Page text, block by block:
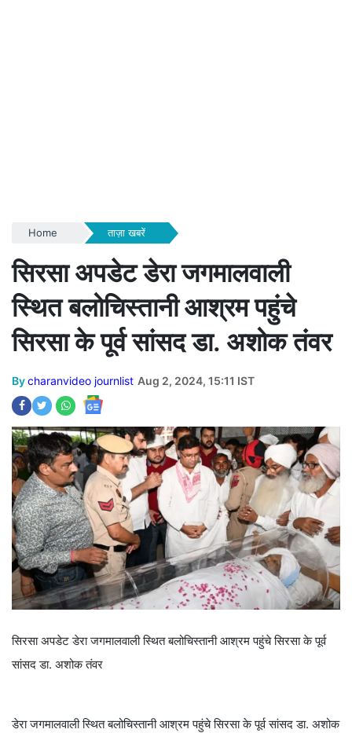
Home ताज़ा खबरें
सिरसा अपडेट डेरा जगमालवाली
स्थित बलोचिस्तानी आश्रम पहुंचे
सिरसा के पूर्व सांसद डा. अशोक तंवर
Bycharanvideo journlist Aug 2, 2024, 15:11 IST
सिरसा अपडेट डेरा जगमालवाली स्थित बलोचिस्तानी आश्रम पहुंचे सिरसा के पूर्व
सांसद डा. अशोक तंवर
डेरा जगमालवाली स्थित बलोचिस्तानी आश्रम पहुंचे सिरसा के पूर्व सांसद डा. अशोक